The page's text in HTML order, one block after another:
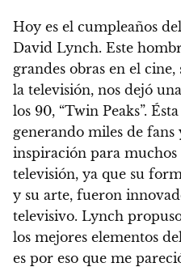
Hoy es el cumpleaños
David Lynch. Este
grandes obras en el
la televisión, nos dejó
los 90, “Twin Peaks”.
generando miles de
inspiración para muchos
televisión, ya que su
y su arte, fueron
televisivo. Lynch
los mejores elementos
es por eso que me